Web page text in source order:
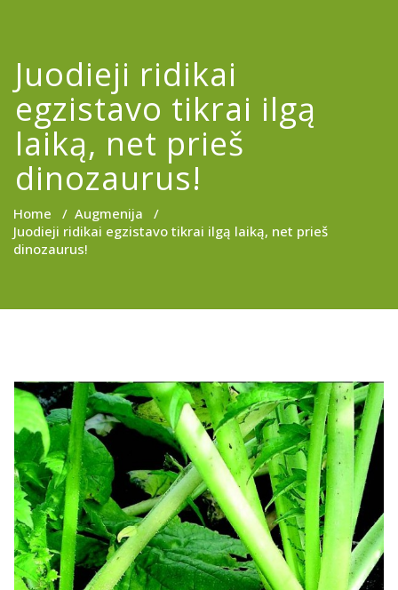
Juodieji ridikai
egzistavo tikrai ilgą
laiką, net prieš
dinozaurus!
Home / Augmenija /
Juodieji ridikai egzistavo tikrai ilgą laiką, net prieš
dinozaurus!